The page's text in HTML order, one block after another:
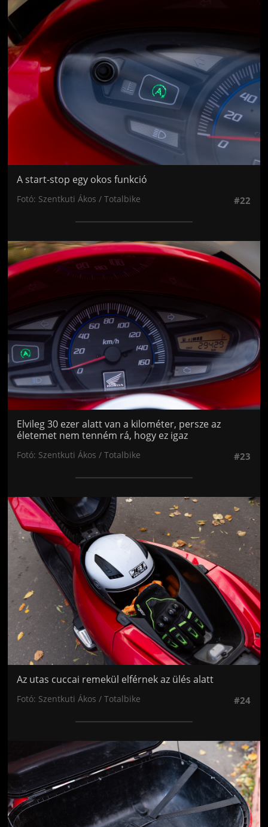
A start-stop egy okos funkció
Fotó: Szentkuti Ákos / Totalbike #22
Jön még kép!
Elvileg 30 ezer alatt van a kilométer, persze az
életemet nem tenném rá, hogy ez igaz
Fotó: Szentkuti Ákos / Totalbike #23
Jön még kép!
Az utas cuccai remekül elférnek az ülés alatt
Fotó: Szentkuti Ákos / Totalbike #24
Jön még kép!